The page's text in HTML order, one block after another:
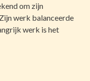
om zijn
werk balanceerde
werk is het